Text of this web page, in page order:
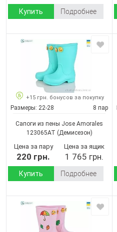
Купить Подробнее
+15 грн. бонусов за покупку
Размеры: 22-28 8 пар
Сапоги из пены Jose Amorales
123065AT (Демисезон)
Цена за пару
220 грн.
Цена за ящик
1 765 грн.
Купить Подробнее